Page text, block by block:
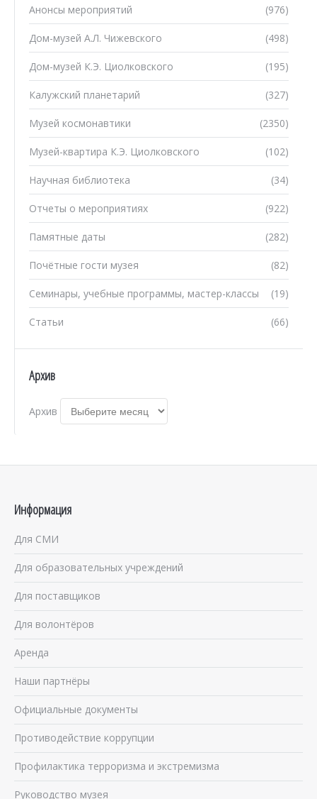
(976)
Анонсы мероприятий
(498)
Дом-музей А.Л. Чижевского
(195)
Дом-музей К.Э. Циолковского
(327)
Калужский планетарий
(2350)
Музей космонавтики
(102)
Музей-квартира К.Э. Циолковского
(34)
Научная библиотека
(922)
Отчеты о мероприятиях
(282)
Памятные даты
(82)
Почётные гости музея
(19)
Семинары, учебные программы, мастер-классы
(66)
Статьи
Архив
Архив
Информация
Для СМИ
Для образовательных учреждений
Для поставщиков
Для волонтёров
Аренда
Наши партнёры
Официальные документы
Противодействие коррупции
Профилактика терроризма и экстремизма
Руководство музея